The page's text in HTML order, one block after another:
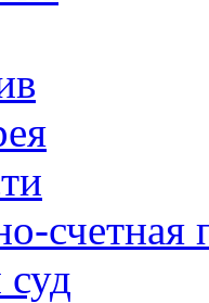
счетная